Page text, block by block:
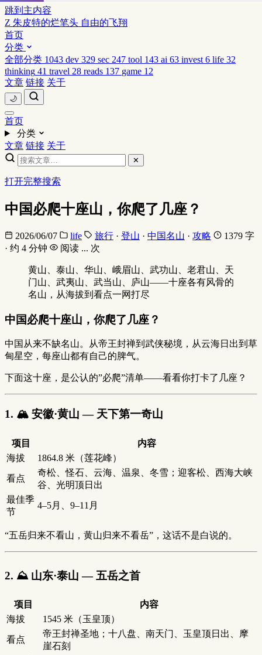
跳到主内容
Z 朱皮特的烂笔头 自由的飞翔
首页
分类
全部分类 1043 dev 329 sec 247 tool 143 ai 63 invest 6 life 32
thinking 41 travel 28 reads 137 game 12
文章 链接 关于
🌙
首页
分类
文章 链接 关于
✕
打开完整搜索
中国必爬十座山，你爬了几座？
2026/06/07 life 旅行 · 登山 · 中国名山 · 攻略
1379 字
· 约 4 分钟
阅读 ... 次
黄山、泰山、华山、峨眉山、武功山、老君山、天
门山、武夷山、武当山、庐山——十座各有风骨的
名山，从海拔到看点一网打尽
中国必爬十座山，你爬了几座？
中国从来不缺名山。从帝王封禅到武侠秘境，从云海日出到草
甸星空，每座山都有自己的脾气。
下面这十座，是公认的”必爬”清单——看看你打卡了几座？
1. 🏔️ 安徽·黄山 — 天下第一奇山
项目
内容
海拔
1864.8 米（莲花峰）
看点
奇松、怪石、云海、温泉、冬雪；迎客松、西海大峡
谷、光明顶日出
最佳季
节
4–5月、9–11月
“五岳归来不看山，黄山归来不看岳”，这话不是白说的。
2. ⛰️ 山东·泰山 — 五岳之首
项目
内容
海拔
1545 米（玉皇顶）
看点
帝王封禅圣地；十八盘、南天门、玉皇顶日出、摩
崖石刻